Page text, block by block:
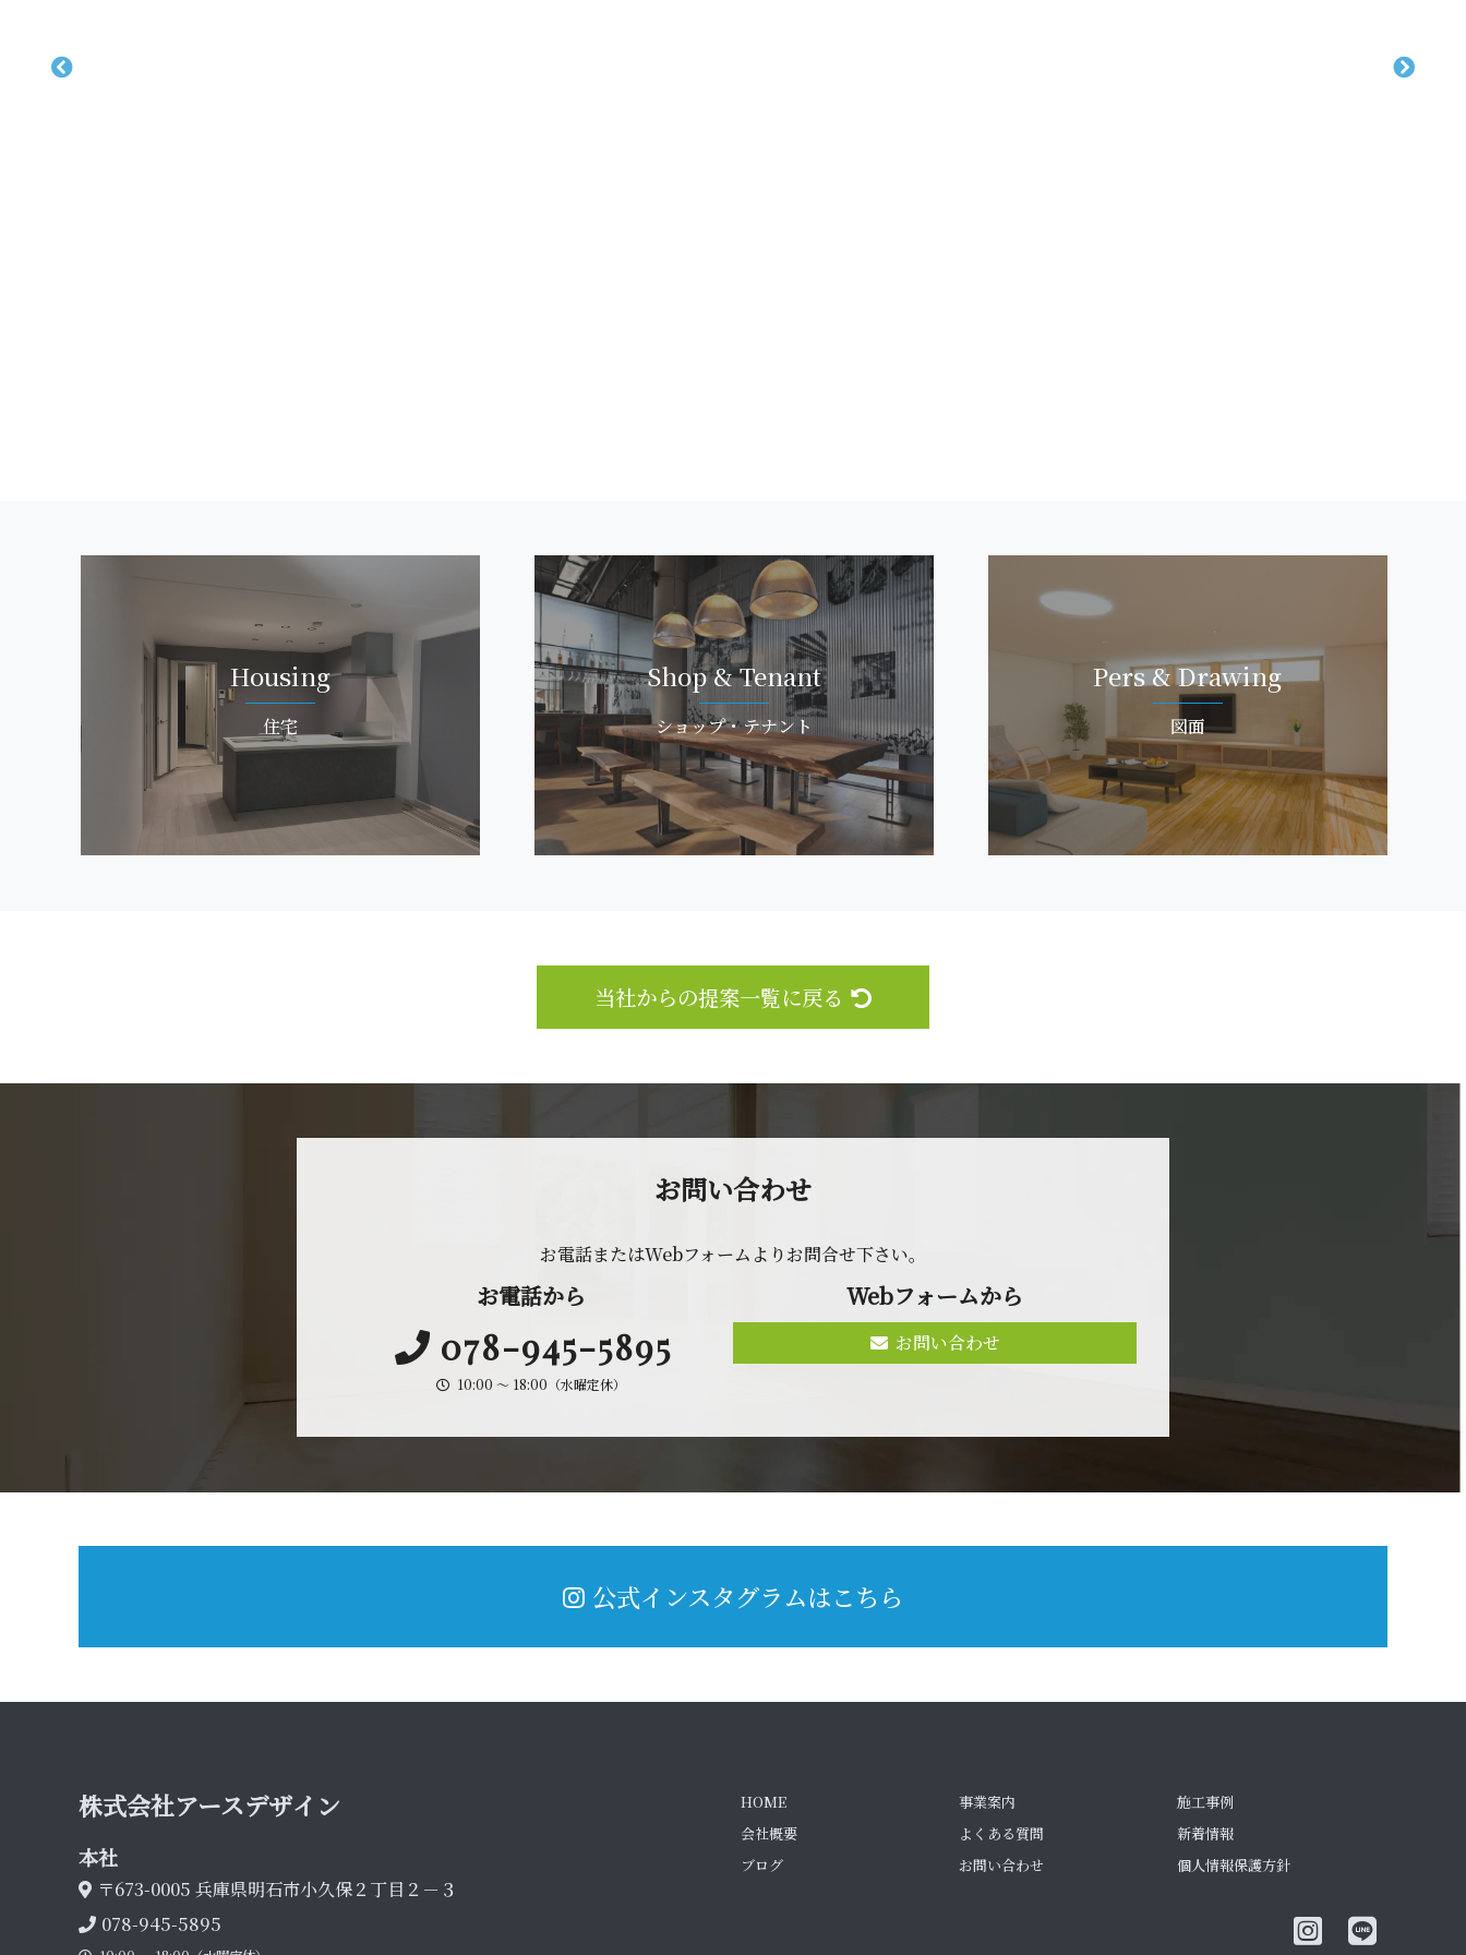
Hou s i n g
住 宅
Shop & Te n a n t
ショップ・ テ ナ ン ト
Pers & Dra w i n g
図 面
当社からの提案一覧に戻る
お問 い 合 わ せ
お電話またはWebフォームよりお問合せ 下 さ い 。
お 電 話 か ら
078-945-5895
10:00 〜 18:00（水曜定休）
Webフォ ー ム か ら
お問い合わせ
公式インスタグラムはこちら
株式会社アース デ ザ イ ン
本 社
〒673-0005 兵庫県明石市小久保２丁目２－３
078-945-5895
HOME 事業案内
施工事例
会社概要
よくある質問
新着情報
ブログ
お問い合わせ 個人情報保護方針